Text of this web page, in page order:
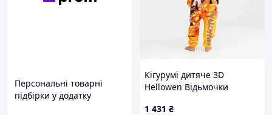
Персональні товарні
підбірки у додатку
Кігурумі дитяче 3D
Hellowen Відьмочки
1 431 ₴